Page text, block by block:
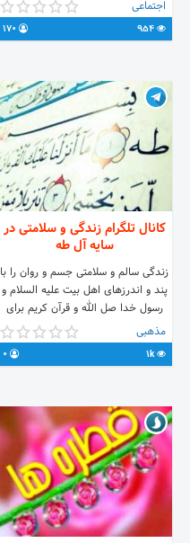
اجتماعی
کانال تلگرام زندگی و سلامتی در
سایه آل طه
زندگی سالم و سلامتی جسم و روان را با
پند و اندرزهای اهل بیت علیه السلام و
رسول خدا صل الله و قرآن کریم برای
خود رقم بزنید
مذهبی
1k